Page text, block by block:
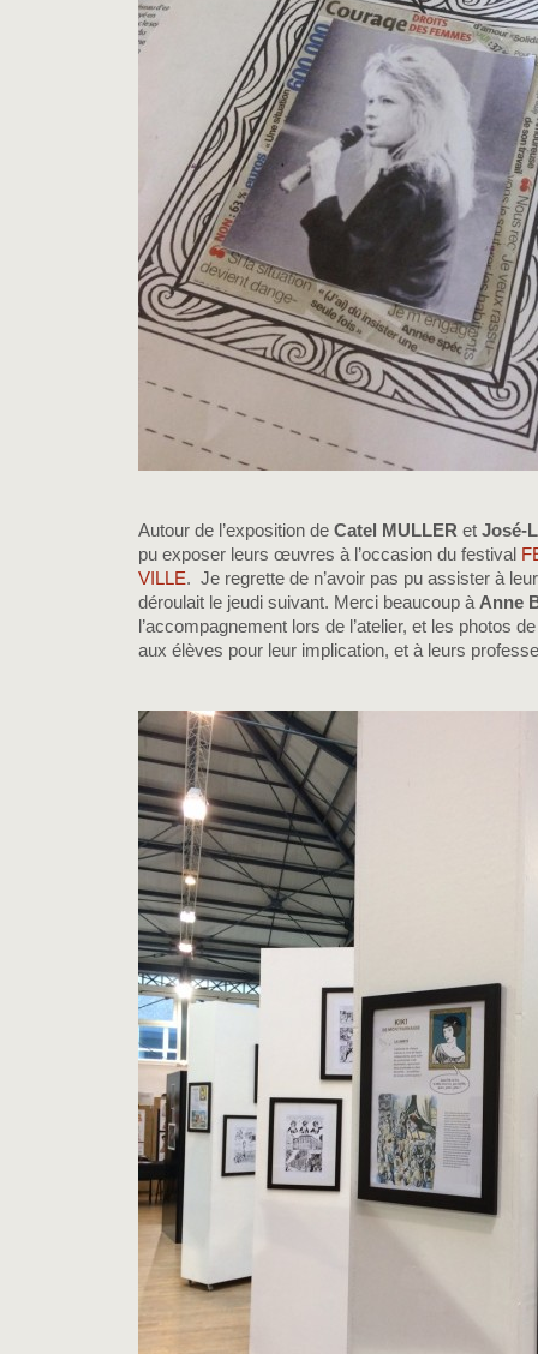
Autour de l’exposition de Catel MULLER et José-
pu exposer leurs œuvres à l’occasion du festival
VILLE. Je regrette de n’avoir pas pu assister à
déroulait le jeudi suivant. Merci beaucoup à Anne
l’accompagnement lors de l’atelier, et les photos
aux élèves pour leur implication, et à leurs